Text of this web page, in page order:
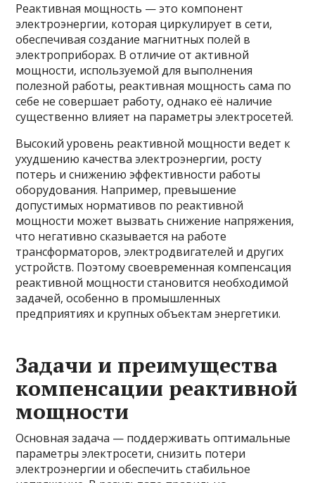
Реактивная мощность — это компонент
электроэнергии, которая циркулирует в сети,
обеспечивая создание магнитных полей в
электроприборах. В отличие от активной
мощности, используемой для выполнения
полезной работы, реактивная мощность сама по
себе не совершает работу, однако её наличие
существенно влияет на параметры электросетей.
Высокий уровень реактивной мощности ведет к
ухудшению качества электроэнергии, росту
потерь и снижению эффективности работы
оборудования. Например, превышение
допустимых нормативов по реактивной
мощности может вызвать снижение напряжения,
что негативно сказывается на работе
трансформаторов, электродвигателей и других
устройств. Поэтому своевременная компенсация
реактивной мощности становится необходимой
задачей, особенно в промышленных
предприятиях и крупных объектам энергетики.
Задачи и преимущества
компенсации реактивной
мощности
Основная задача — поддерживать оптимальные
параметры электросети, снизить потери
электроэнергии и обеспечить стабильное